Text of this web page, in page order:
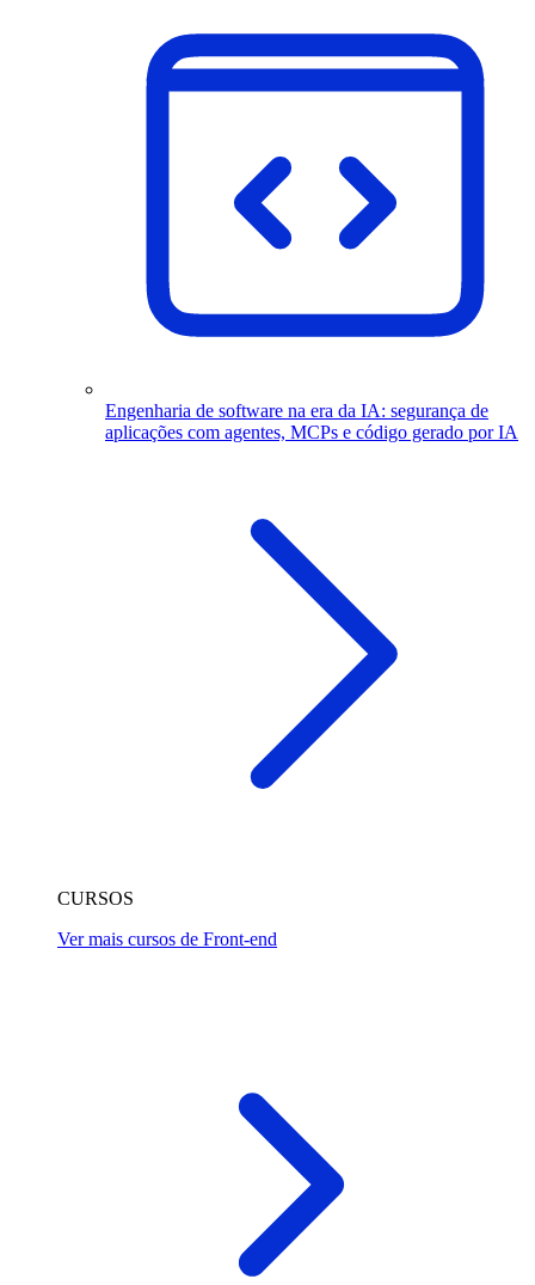
Engenharia de software na era da IA: segurança de
aplicações com agentes, MCPs e código gerado por IA
CURSOS
Ver mais cursos de Front-end